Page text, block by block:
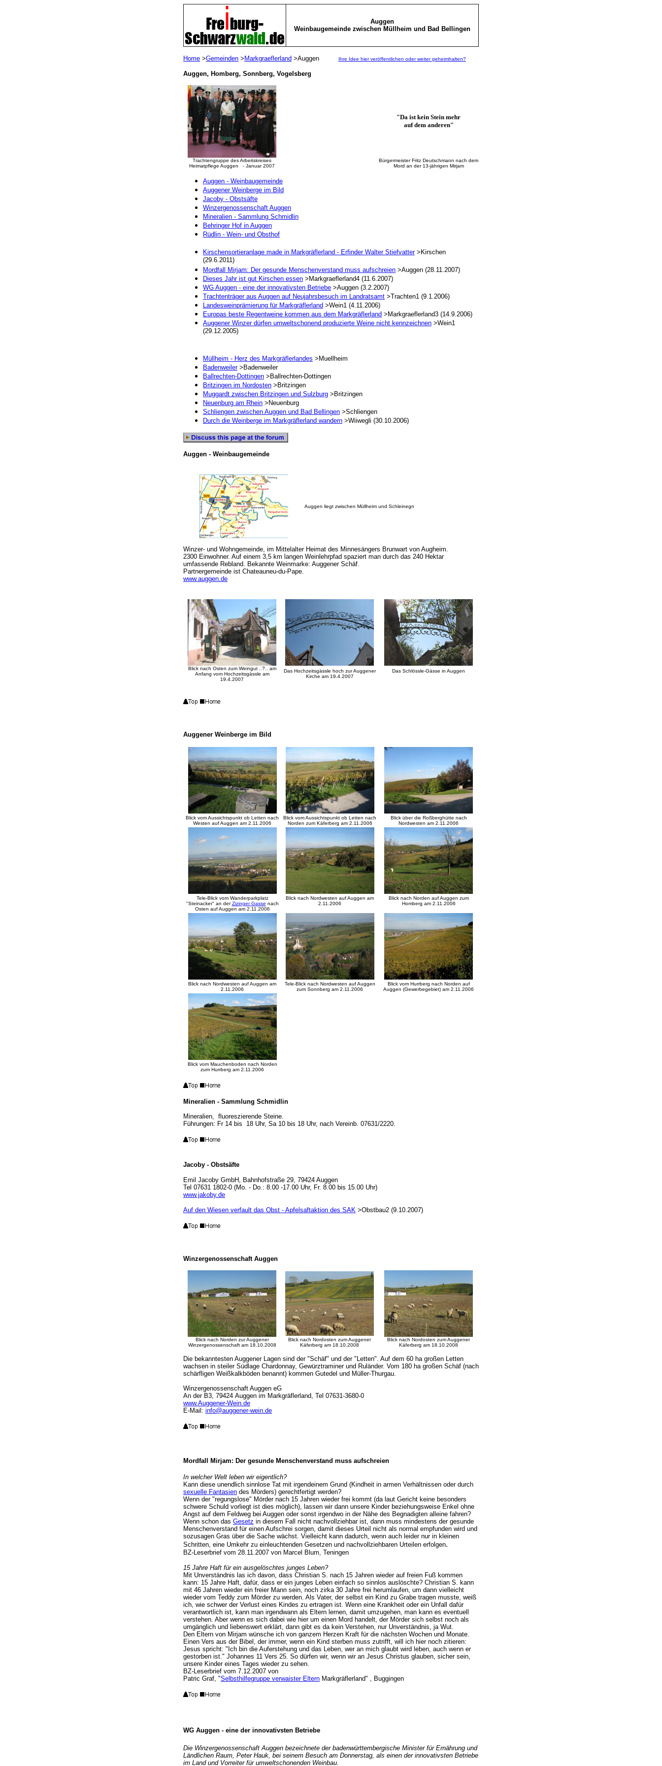
Auggen
Weinbaugemeinde zwischen Müllheim und Bad Bellingen
Home >Gemeinden > Markgraeflerland >Auggen Ihre Idee hier veröffentlichen oder weiter geheimhalten?
Auggen, Homberg, Sonnberg, Vogelsberg
"Da ist kein Stein mehr
auf dem anderen"
Trachtengruppe des Arbeitskreises
Heimatpflege Auggen - Januar 2007
Bürgermeister Fritz Deutschmann nach dem
Mord an der 13-jährigen Mirjam
Auggen - Weinbaugemeinde
Auggener Weinberge im Bild
Jacoby - Obstsäfte
Winzergenossenschaft Auggen
Mineralien - Sammlung Schmidlin
Behringer Hof in Auggen
Rüdlin - Wein- und Obsthof
Kirschensortieranlage made in Markgräflerland - Erfinder Walter Stiefvatter>Kirschen
(29.6.2011)
Mordfall Mirjam: Der gesunde Menschenverstand muss aufschreien >Auggen (28.11.2007)
Dieses Jahr ist gut Kirschen essen >Markgraeflerland4 (11.6.2007)
WG Auggen - eine der innovativsten Betriebe >Auggen (3.2.2007)
Trachtenträger aus Auggen auf Neujahrsbesuch im Landratsamt >Trachten1 (9.1.2006)
Landesweinprämierung für Markgräflerland >Wein1 (4.11.2006)
Europas beste Regentweine kommen aus dem Markgräflerland >Markgraeflerland3 (14.9.2006)
Auggener Winzer dürfen umweltschonend produzierte Weine nicht kennzeichnen >Wein1
(29.12.2005)
Müllheim - Herz des Markgräflerlandes >Muellheim
Badenweiler>Badenweiler
Ballrechten-Dottingen >Ballrechten-Dottingen
Britzingen im Nordosten >Britzingen
Muggardt zwischen Britzingen und Sulzburg >Britzingen
Neuenburg am Rhein >Neuenburg
Schliengen zwischen Auggen und Bad Bellingen >Schliengen
Durch die Weinberge im Markgräflerland wandern >Wiiwegli (30.10.2006)
Auggen - Weinbaugemeinde
Auggen liegt zwischen Müllheim und Schleinegn
Winzer- und Wohngemeinde, im Mittelalter Heimat des Minnesängers Brunwart von Augheim.
2300 Einwohner. Auf einem 3,5 km langen Weinlehrpfad spaziert man durch das 240 Hektar
umfassende Rebland. Bekannte Weinmarke: Auggener Schäf.
Partnergemeinde ist Chateauneu-du-Pape.
www.auggen.de
Blick nach Osten zum Weingut ..?.. am
Anfang vom Hochzeitsgässle am
19.4.2007
Das Hochzeitsgässle hoch zur Auggener
Kirche am 19.4.2007
Das Schlössle-Gässe in Auggen
Auggener Weinberge im Bild
Blick vom Aussichtspunkt ob Letten nach
Westen auf Auggen am 2.11.2006
Blick vom Aussichtspunkt ob Letten nach
Norden zum Käferberg am 2.11.2006
Blick über die Roßberghütte nach
Nordwesten am 2.11.2006
Tele-Blick vom Wanderparkplatz
"Steinacker" an derZizinger Gasse nach
Osten auf Auggen am 2.11.2006
Blick nach Nordwesten auf Auggen am
2.11.2006
Blick nach Norden auf Auggen zum
Homberg am 2.11.2006
Blick nach Nordwesten auf Auggen am
2.11.2006
Tele-Blick nach Nordwesten auf Auggen
zum Sonnberg am 2.11.2006
Blick vom Hurrberg nach Norden auf
Auggen (Gewerbegebiet) am 2.11.2006
Blick vom Mauchenboden nach Norden
zum Hurrberg am 2.11.2006
Mineralien - Sammlung Schmidlin
Mineralien, fluoreszierende Steine.
Führungen: Fr 14 bis 18 Uhr, Sa 10 bis 18 Uhr, nach Vereinb. 07631/2220.
Jacoby - Obstsäfte
Emil Jacoby GmbH, Bahnhofstraße 29, 79424 Auggen
Tel 07631 1802-0 (Mo. - Do.: 8.00 -17.00 Uhr, Fr. 8.00 bis 15.00 Uhr)
www.jakoby.de
Auf den Wiesen verfault das Obst - Apfelsaftaktion des SAK >Obstbau2 (9.10.2007)
Winzergenossenschaft Auggen
Blick nach Norden zur Auggener
Winzergenossenschaft am 18.10.2008
Blick nach Nordosten zum Auggener
Käferberg am 18.10.2008
Blick nach Nordosten zum Auggener
Käferberg am 18.10.2008
Die bekanntesten Auggener Lagen sind der "Schäf" und der "Letten". Auf dem 60 ha großen Letten
wachsen in steiler Südlage Chardonnay, Gewürztraminer und Ruländer. Vom 180 ha großen Schäf (nach
schärfligen Weißkalkböden benannt) kommen Gutedel und Müller-Thurgau.
Winzergenossenschaft Auggen eG
An der B3, 79424 Auggen im Markgräflerland, Tel 07631-3680-0
www.Auggener-Wein.de
E-Mail: info@auggener-wein.de
Mordfall Mirjam: Der gesunde Menschenverstand muss aufschreien
In welcher Welt leben wir eigentlich?
Kann diese unendlich sinnlose Tat mit irgendeinem Grund (Kindheit in armen Verhältnissen oder durch
sexuelle Fantasien des Mörders) gerechtfertigt werden?
Wenn der "regungslose" Mörder nach 15 Jahren wieder frei kommt (da laut Gericht keine besonders
schwere Schuld vorliegt ist dies möglich), lassen wir dann unsere Kinder beziehungsweise Enkel ohne
Angst auf dem Feldweg bei Auggen oder sonst irgendwo in der Nähe des Begnadigten alleine fahren?
Wenn schon das Gesetz in diesem Fall nicht nachvollziehbar ist, dann muss mindestens der gesunde
Menschenverstand für einen Aufschrei sorgen, damit dieses Urteil nicht als normal empfunden wird und
sozusagen Gras über die Sache wächst. Vielleicht kann dadurch, wenn auch leider nur in kleinen
Schritten, eine Umkehr zu einleuchtenden Gesetzen und nachvollziehbaren Urteilen erfolgen.
BZ-Leserbrief vom 28.11.2007 von Marcel Blum, Teningen
15 Jahre Haft für ein ausgelöschtes junges Leben?
Mit Unverständnis las ich davon, dass Christian S. nach 15 Jahren wieder auf freien Fuß kommen
kann: 15 Jahre Haft, dafür, dass er ein junges Leben einfach so sinnlos auslöschte? Christian S. kann
mit 46 Jahren wieder ein freier Mann sein, noch zirka 30 Jahre frei herumlaufen, um dann vielleicht
wieder vom Teddy zum Mörder zu werden. Als Vater, der selbst ein Kind zu Grabe tragen musste, weiß
ich, wie schwer der Verlust eines Kindes zu ertragen ist. Wenn eine Krankheit oder ein Unfall dafür
verantwortlich ist, kann man irgendwann als Eltern lernen, damit umzugehen, man kann es eventuell
verstehen. Aber wenn es sich dabei wie hier um einen Mord handelt, der Mörder sich selbst noch als
umgänglich und liebenswert erklärt, dann gibt es da kein Verstehen, nur Unverständnis, ja Wut.
Den Eltern von Mirjam wünsche ich von ganzem Herzen Kraft für die nächsten Wochen und Monate.
Einen Vers aus der Bibel, der immer, wenn ein Kind sterben muss zutrifft, will ich hier noch zitieren:
Jesus spricht: "Ich bin die Auferstehung und das Leben, wer an mich glaubt wird leben, auch wenn er
gestorben ist." Johannes 11 Vers 25. So dürfen wir, wenn wir an Jesus Christus glauben, sicher sein,
unsere Kinder eines Tages wieder zu sehen.
BZ-Leserbrief vom 7.12.2007 von
Patric Graf, "Selbsthilfegruppe verwaister Eltern Markgräflerland" , Buggingen
WG Auggen - eine der innovativsten Betriebe
Die Winzergenossenschaft Auggen bezeichnete der badenwürttembergische Minister für Ernährung und
Ländlichen Raum, Peter Hauk, bei seinem Besuch am Donnerstag, als einen der innovativsten Betriebe
im Land und Vorreiter für umweltschonenden Weinbau.